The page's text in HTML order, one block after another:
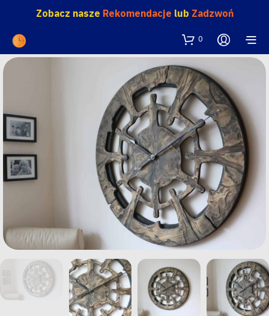
Zobacz nasze Rekomendacje lub Zadzwoń
0